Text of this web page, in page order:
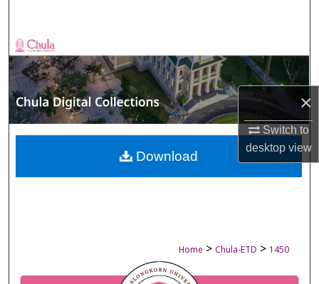
×
Switch to
desktopview
Browse Collections
My Account
About
Digital Commons Network™
Home > Chula-ETD > 1450
Download